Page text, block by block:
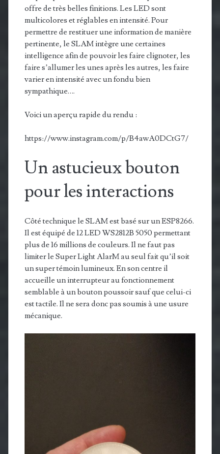
offre de très belles finitions. Les LED sont
multicolores et réglables en intensité. Pour
permettre de restituer une information de manière
pertinente, le SLAM intègre une certaines
intelligence afin de pouvoir les faire clignoter, les
faire s’allumer les unes après les autres, les faire
varier en intensité avec un fondu bien
sympathique….
Voici un aperçu rapide du rendu :
https://www.instagram.com/p/B4awA0DCtG7/
Un astucieux bouton
pour les interactions
Côté technique le SLAM est basé sur un ESP8266.
Il est équipé de 12 LED WS2812B 5050 permettant
plus de 16 millions de couleurs. Il ne faut pas
limiter le Super Light AlarM au seul fait qu’il soit
un super témoin lumineux. En son centre il
accueille un interrupteur au fonctionnement
semblable à un bouton poussoir sauf que celui-ci
est tactile. Il ne sera donc pas soumis à une usure
mécanique.